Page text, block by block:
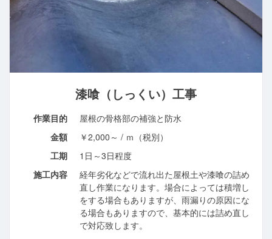
漆喰（しっくい）工事
作業目的
屋根の骨格部の補強と防水
金額
￥2,000～ / ｍ（税別）
工期
1日～3日程度
施工内容
経年劣化などで流れ出た屋根土や漆喰の詰め
直し作業になります。場合によっては積増し
をする場合もありますが、雨漏りの原因にな
る場合もありますので、基本的には詰め直し
で対応致します。